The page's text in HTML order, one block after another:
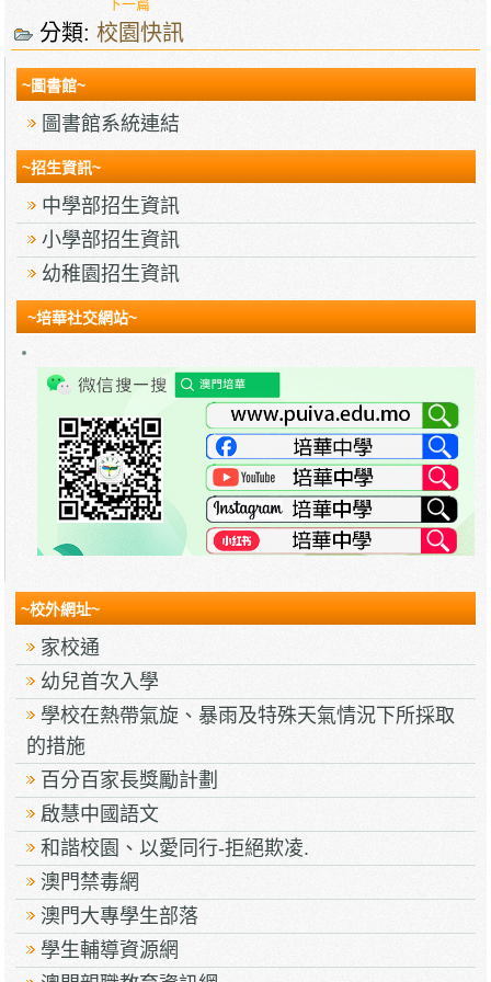
下一篇
分類:校園快訊
~圖書館~
圖書館系統連結
~招生資訊~
中學部招生資訊
小學部招生資訊
幼稚園招生資訊
~培華社交網站~
~校外網址~
家校通
幼兒首次入學
學校在熱帶氣旋、暴雨及特殊天氣情況下所採取
的措施
百分百家長獎勵計劃
啟慧中國語文
和諧校園、以愛同行-拒絕欺凌.
澳門禁毒網
澳門大專學生部落
學生輔導資源網